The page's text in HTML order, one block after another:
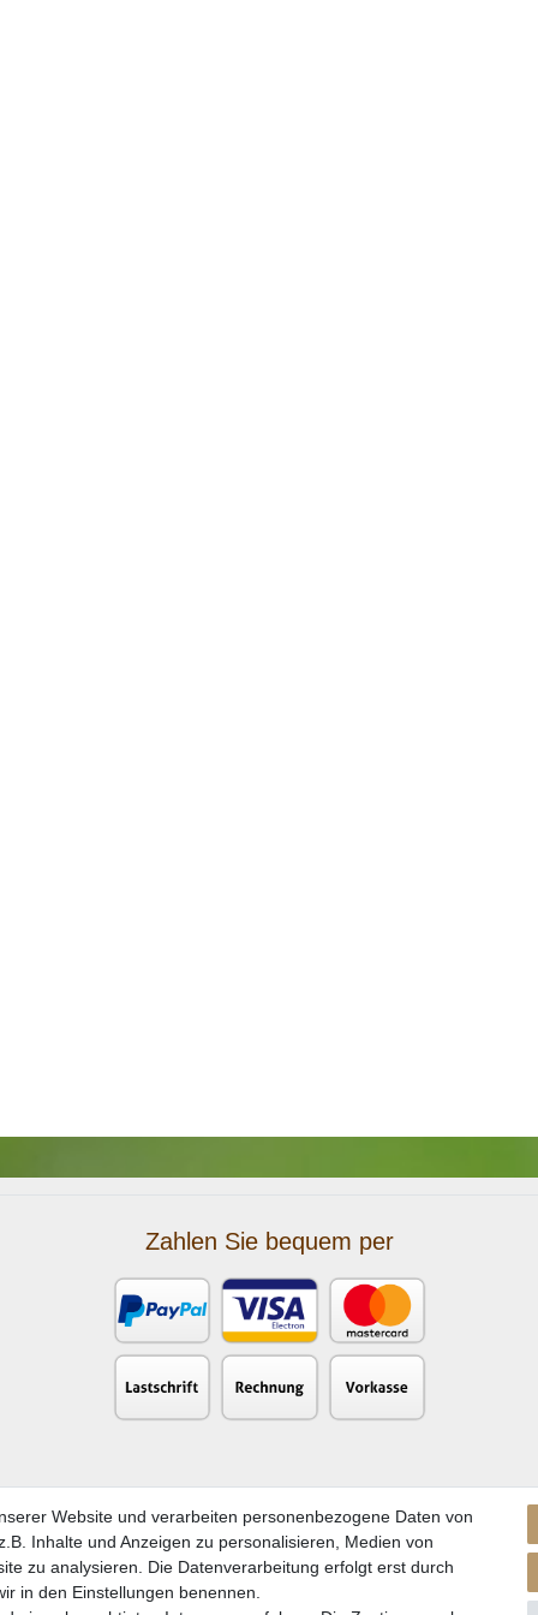
Zahlen Sie bequem per
Website und verarbeiten personenbezogene Daten von
Inhalte und Anzeigen zu personalisieren, Medien von
zu analysieren. Die Datenverarbeitung erfolgt erst durch
in den Einstellungen benennen.